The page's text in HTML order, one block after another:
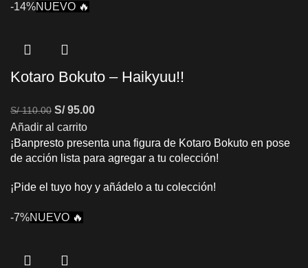
-14%NUEVO 🔥
Kotaro Bokuto – Haikyuu!!
S/110.00 S/95.00
Añadir al carrito
¡Banpresto presenta una figura de Kotaro Bokuto en pose
de acción lista para agregar a tu colección!
¡Pide el tuyo hoy y añádelo a tu colección!
-7%NUEVO 🔥